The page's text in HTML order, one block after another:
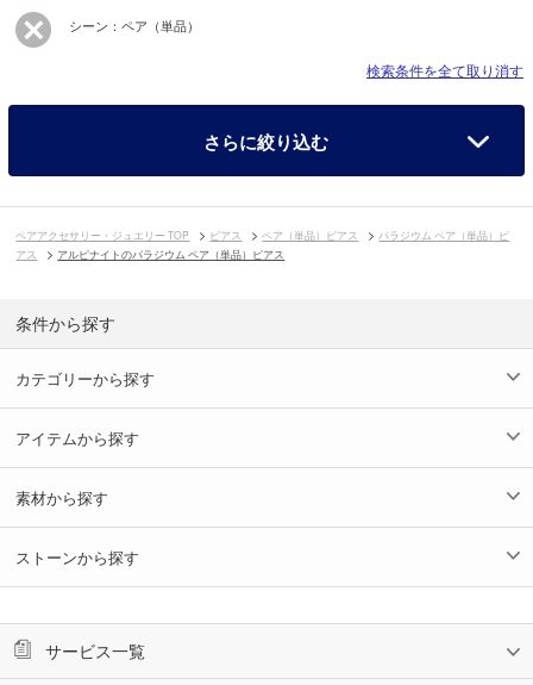
シーン：ペア（単品）
検索条件を全て取り消す
さらに絞り込む
ペアアクセサリー・ジュエリー TOP ピアス ペア（単品）ピアス
パラジウム ペア（単品）ピ
アス
アルピナイトのパラジウム ペア（単品）ピアス
条件から探す
カテゴリーから探す
アイテムから探す
素材から探す
ストーンから探す
サービス一覧